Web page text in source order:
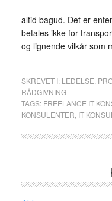
altid bagud. Det er
betales ikke for
og lignende vilkår som
SKREVET I: LEDELSE
RÅDGIVNING
TAGS: FREELANCE IT
KONSULENTER IT